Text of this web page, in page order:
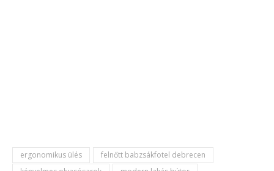
ergonomikus ülés
felnőtt babzsákfotel debrecen